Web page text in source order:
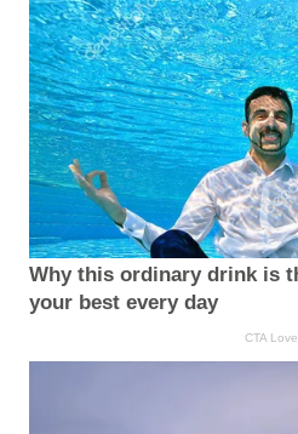
Why this ordinary drink is
your best every day
CTA Love